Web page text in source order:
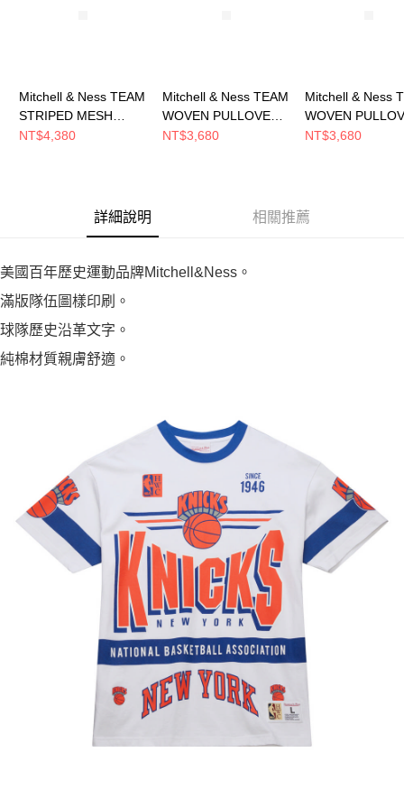
Mitchell & Ness TEAM
STRIPED MESH
BASEBALL JERSEY
NT$4,380
Mitchell & Ness TEAM
WOVEN PULLOVER
JACKET 男 短袖上衣
NT$3,680
Mitchell & Ness
WOVEN
JACKET 男 短袖
NT$3,680
詳細說明 相關推薦
美國百年歷史運動品牌Mitchell&Ness。
滿版隊伍圖樣印刷。
球隊歷史沿革文字。
純棉材質親膚舒適。